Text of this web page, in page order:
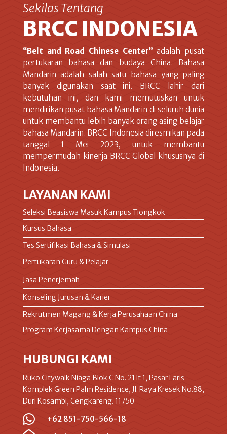
Sekilas Tentang
BRCC INDONESIA
“Belt and Road Chinese Center” adalah pusat
pertukaran bahasa dan budaya China. Bahasa
Mandarin adalah salah satu bahasa yang paling
banyak digunakan saat ini. BRCC lahir dari
kebutuhan ini, dan kami memutuskan untuk
mendirikan pusat bahasa Mandarin di seluruh dunia
untuk membantu lebih banyak orang asing belajar
bahasa Mandarin. BRCC Indonesia diresmikan pada
tanggal 1 Mei 2023, untuk membantu
mempermudah kinerja BRCC Global khususnya di
Indonesia.
LAYANAN KAMI
Seleksi Beasiswa Masuk Kampus Tiongkok
Kursus Bahasa
Tes Sertifikasi Bahasa & Simulasi
Pertukaran Guru & Pelajar
Jasa Penerjemah
Konseling Jurusan & Karier
Rekrutmen Magang & Kerja Perusahaan China
Program Kerjasama Dengan Kampus China
HUBUNGI KAMI
Ruko Citywalk Niaga Blok C No. 21 lt 1, Pasar Laris
Komplek Green Palm Residence, Jl. Raya Kresek No.88,
Duri Kosambi, Cengkareng. 11750
 +62 851-750-566-18